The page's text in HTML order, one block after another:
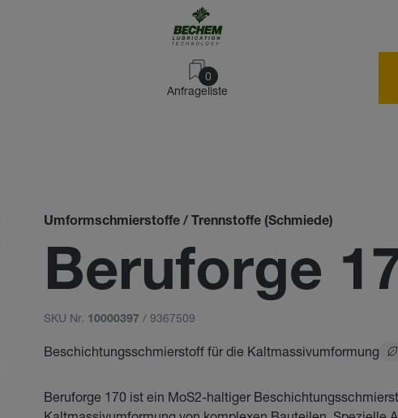
0
Anfrageliste
Umformschmierstoffe / Trennstoffe (Schmiede)
Beruforge
SKU Nr. 10000397 / 9367509
Beschichtungsschmierstoff für die Kaltmassivumformung
Beruforge 170 ist ein MoS2-haltiger